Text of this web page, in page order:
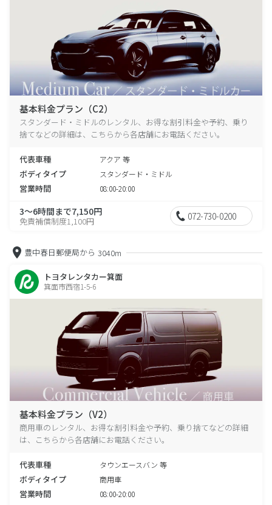
基本料金プラン（C2）
スタンダード・ミドルのレンタル、お得な割引料金や予約、乗り
捨てなどの詳細は、こちらから各店舗にお電話ください。
代表車種 アクア 等
ボディタイプ スタンダード・ミドル
営業時間 08:00-20:00
3～6時間まで7,150円
免責補償制度1,100円 072-730-0200
豊中春日郵便局から 3040m
トヨタレンタカー箕面
箕面市西宿1-5-6
基本料金プラン（V2）
商用車のレンタル、お得な割引料金や予約、乗り捨てなどの詳細
は、こちらから各店舗にお電話ください。
代表車種 タウンエースバン 等
ボディタイプ 商用車
営業時間 08:00-20:00